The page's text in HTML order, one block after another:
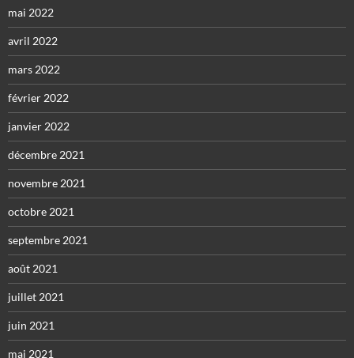
mai 2022
avril 2022
mars 2022
février 2022
janvier 2022
décembre 2021
novembre 2021
octobre 2021
septembre 2021
août 2021
juillet 2021
juin 2021
mai 2021